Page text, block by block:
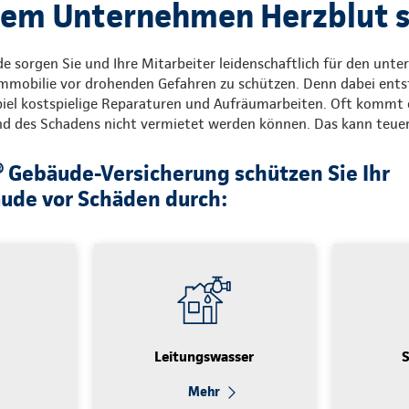
Unternehmen Herzblut
sorgen Sie und Ihre Mitarbeiter leidenschaftlich für den
vor drohenden Gefahren zu schützen. Denn dabei
kostspielige Reparaturen und Aufräumarbeiten. Oft
des Schadens nicht vermietet werden können. Das kann
Gebäude-Versicherung schützen Sie Ihr
vor Schäden durch:
Leitungswasser
Mehr